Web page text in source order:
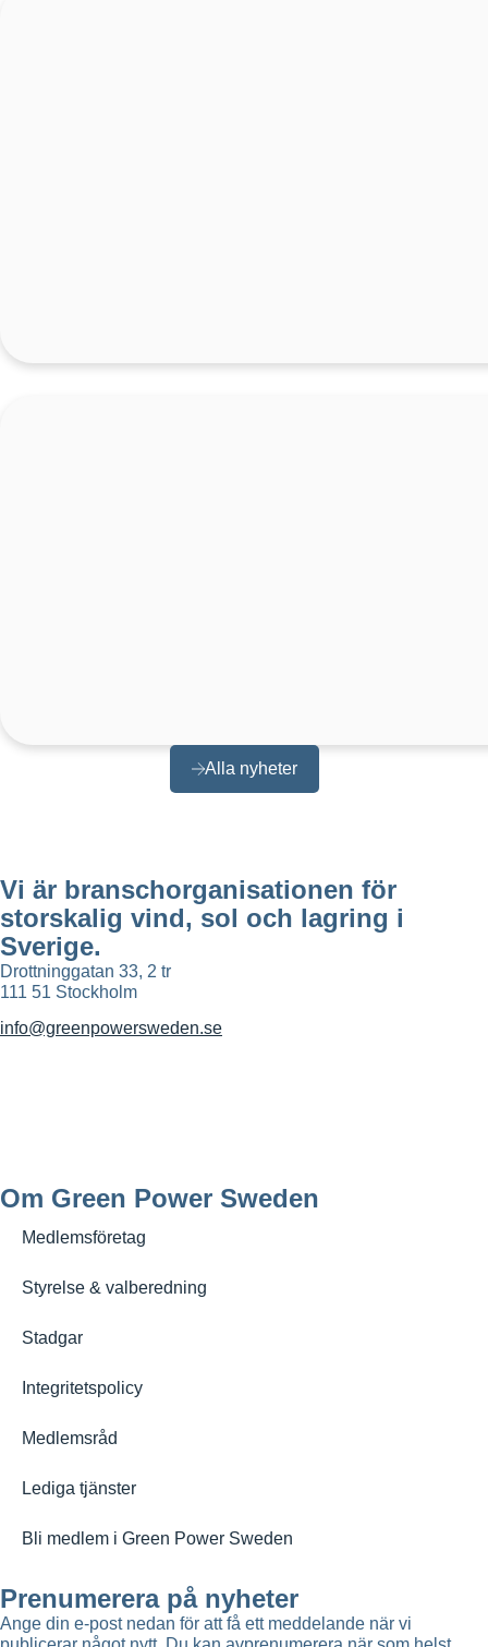
Alla nyheter
Vi är branschorganisationen för
storskalig vind, sol och lagring i
Sverige.
Drottninggatan 33, 2 tr
111 51 Stockholm
info@greenpowersweden.se
Om Green Power Sweden
Medlemsföretag
Styrelse & valberedning
Stadgar
Integritetspolicy
Medlemsråd
Lediga tjänster
Bli medlem i Green Power Sweden
Prenumerera på nyheter
Ange din e-post nedan för att få ett meddelande när vi